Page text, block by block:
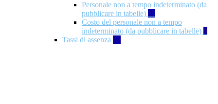
Personale non a tempo indeterminato (da
pubblicare in tabelle) 11
Costo del personale non a tempo
indeterminato (da pubblicare in tabelle) 8
Tassi di assenza 12